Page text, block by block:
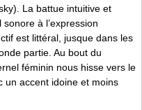
La battue intuitive et
à l’expression
est littéral, jusque dans les
partie. Au bout du
féminin nous hisse vers le
un accent idoine et moins